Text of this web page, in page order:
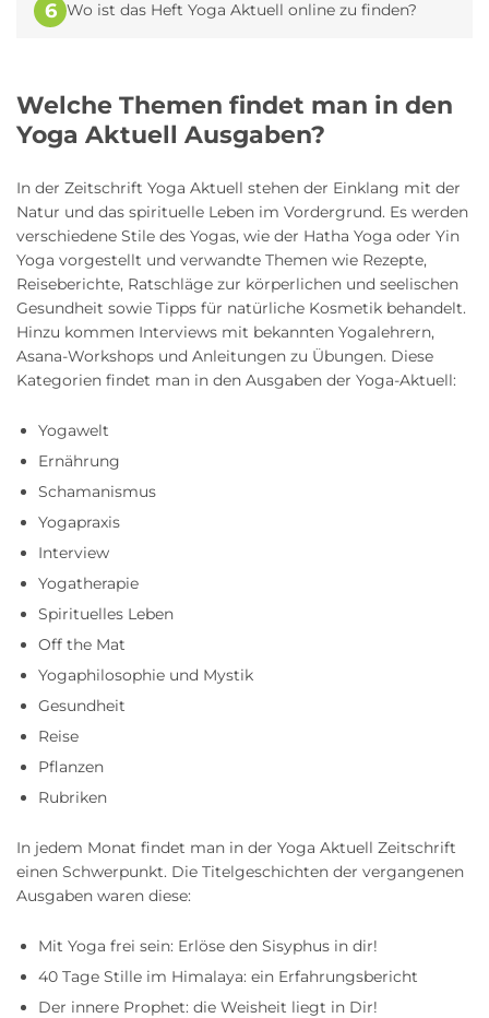
Welche Themen findet man in den
Yoga Aktuell Ausgaben?
In der Zeitschrift Yoga Aktuell stehen der Einklang mit der
Natur und das spirituelle Leben im Vordergrund. Es werden
verschiedene Stile des Yogas, wie der Hatha Yoga oder Yin
Yoga vorgestellt und verwandte Themen wie Rezepte,
Reiseberichte, Ratschläge zur körperlichen und seelischen
Gesundheit sowie Tipps für natürliche Kosmetik behandelt.
Hinzu kommen Interviews mit bekannten Yogalehrern,
Asana-Workshops und Anleitungen zu Übungen. Diese
Kategorien findet man in den Ausgaben der Yoga-Aktuell:
Yogawelt
Ernährung
Schamanismus
Yogapraxis
Interview
Yogatherapie
Spirituelles Leben
Off the Mat
Yogaphilosophie und Mystik
Gesundheit
Reise
Pflanzen
Rubriken
In jedem Monat findet man in der Yoga Aktuell Zeitschrift
einen Schwerpunkt. Die Titelgeschichten der vergangenen
Ausgaben waren diese:
Mit Yoga frei sein: Erlöse den Sisyphus in dir!
40 Tage Stille im Himalaya: ein Erfahrungsbericht
Der innere Prophet: die Weisheit liegt in Dir!
6 Wo ist das Heft Yoga Aktuell online zu finden?